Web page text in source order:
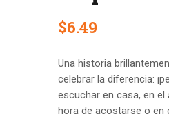
$6.49
Una historia
celebrar la diferencia:
escuchar en casa, en el
hora de acostarse o en